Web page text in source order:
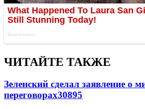
ЧИТАЙТЕ ТАКЖЕ
Зеленский сделал заявление о
переговорах30895